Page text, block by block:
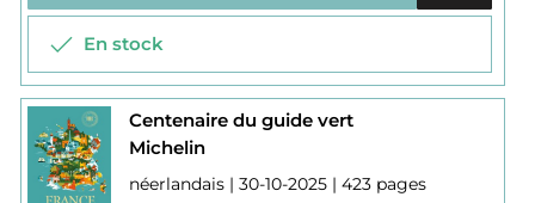
En stock
Centenaire du guide vert
Michelin
néerlandais | 30-10-2025 | 423 pages